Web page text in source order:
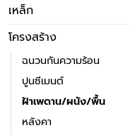
เหล็ก
โครงสร้าง
ฉนวนกันความร้อน
ปูนซีเมนต์
ฝ้าเพดาน/ผนัง/พื้น
หลังคา